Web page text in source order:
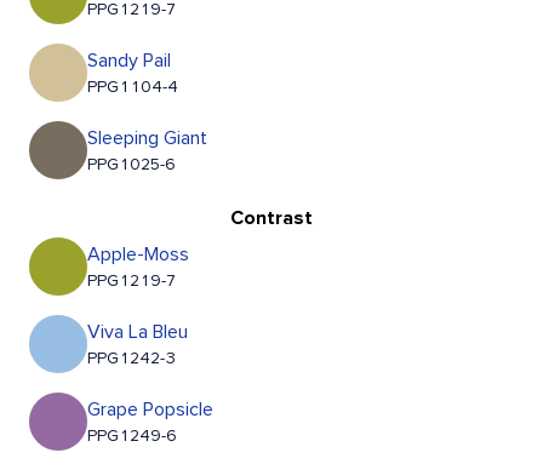
PPG1219-7
Sandy Pail
PPG1104-4
Sleeping Giant
PPG1025-6
Contrast
Apple-Moss
PPG1219-7
Viva La Bleu
PPG1242-3
Grape Popsicle
PPG1249-6